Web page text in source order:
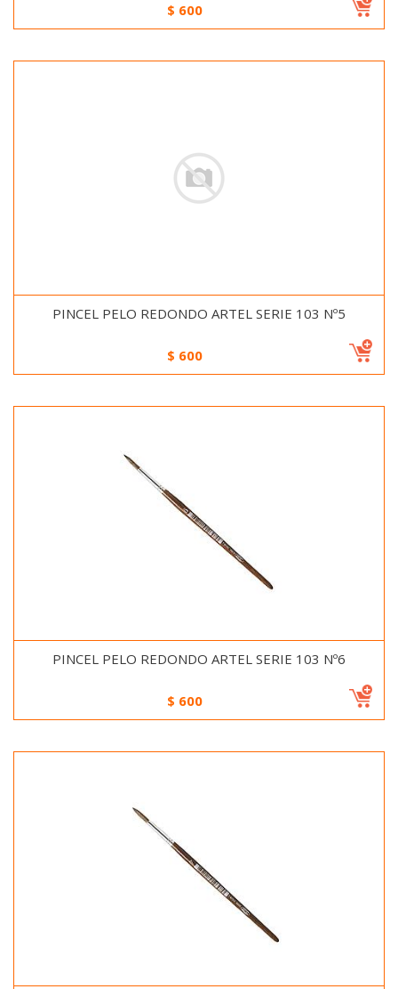
$ 600
PINCEL PELO REDONDO ARTEL SERIE 103 Nº5
$ 600
PINCEL PELO REDONDO ARTEL SERIE 103 Nº6
$ 600